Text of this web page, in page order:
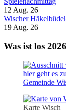
12 Aug. 26
Wischer
19 Aug. 26
Was ist los 2026
hier geht es
Gemeinde
Karte Wisch